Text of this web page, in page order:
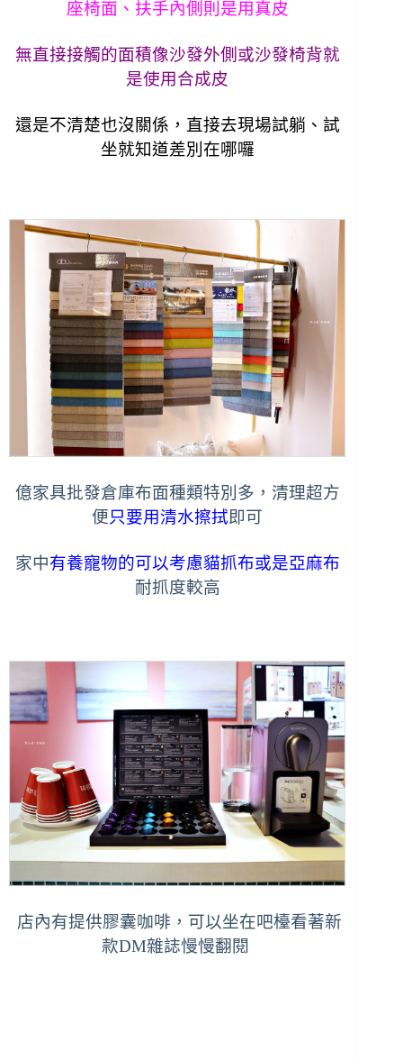
座椅面、扶手內側則是用真皮
無直接接觸的面積像沙發外側或沙發椅背就
是使用合成皮
還是不清楚也沒關係，直接去現場試躺、試
坐就知道差別在哪囉
億家具批發倉庫布面種類特別多， 清理超方
便只要用清水擦拭即可
家中有養寵物的可以考慮貓抓布或是亞麻布
耐抓度較高
店內有提供膠囊咖啡，可以坐在吧檯看著新
款DM雜誌慢慢翻閱